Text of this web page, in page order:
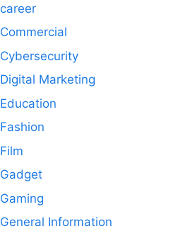
career
Commercial
Cybersecurity
Digital Marketing
Education
Fashion
Film
Gadget
Gaming
General Information